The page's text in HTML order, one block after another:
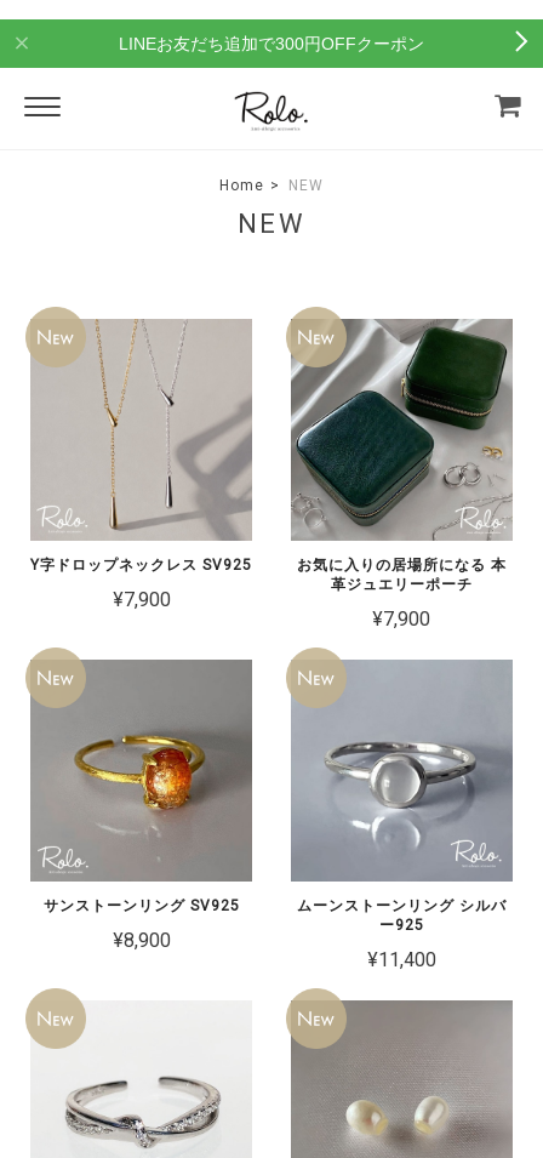
LINEお友だち追加で300円OFFクーポン
Home NEW
NEW
Y字ドロップネックレス SV925
¥7,900
お気に入りの居場所になる 本
革ジュエリーポーチ
¥7,900
サンストーンリング SV925
¥8,900
ムーンストーンリング シルバ
ー925
¥11,400